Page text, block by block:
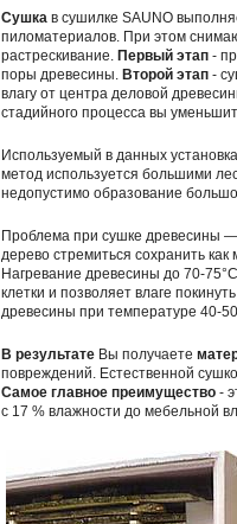
Сушка в сушилке SAUNO
пиломатериалов. При этом
растрескивание. Первый этап -
поры древесины. Второй этап -
влагу от центра деловой
стадийного процесса вы
Используемый в данных
метод используется большими
недопустимо образование
Проблема при сушке древесины
дерево стремиться сохранить
Нагревание древесины до 70-
клетки и позволяет влаге
древесины при температуре 40-
В результате Вы получаете
повреждений. Естественной
Самое главное преимущество -
с 17 % влажности до мебельной